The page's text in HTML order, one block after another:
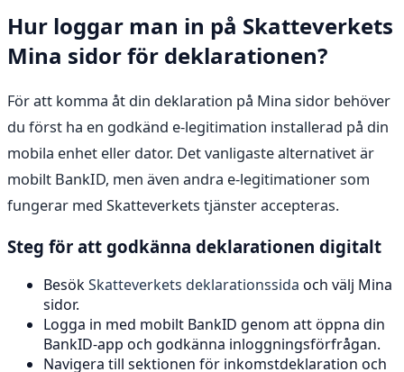
Hur loggar man in på Skatteverkets
Mina sidor för deklarationen?
För att komma åt din deklaration på Mina sidor behöver
du först ha en godkänd e-legitimation installerad på din
mobila enhet eller dator. Det vanligaste alternativet är
mobilt BankID, men även andra e-legitimationer som
fungerar med Skatteverkets tjänster accepteras.
Steg för att godkänna deklarationen digitalt
BesökSkatteverkets deklarationssida och välj Mina
sidor.
Logga in med mobilt BankID genom att öppna din
BankID-app och godkänna inloggningsförfrågan.
Navigera till sektionen för inkomstdeklaration och